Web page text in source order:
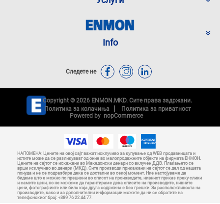
Info
Следете не
Copyright © 2026 ENMON.MKD. Сите права задржани.
Политика за колачиња
Политика за приватност
Powered by nopCommerce
НАПОМЕНА: Цените на овој сајт важат исклучиво за купување од WEB продавницата и
истите може да се разликуваат од оние во малопродажните објекти на фирмата ЕНМОН.
Цените на сајтот се искажани во Македонски денари со вклучен ДДВ. Плаќањето се
врши исклучиво во денари (МКД). Сите производи прикажани на сајтот се дел од нашата
понуда и не се подразбира дека се достапни во секој момент. Ние настојуваме да
бидеме што е можно по прецизни во описот на производите, нивниот приказ преку слики
и самите цени, но не можеме да гарантираме дека описите на производите, нивните
цени, фотографиите или било која друга содржина е без грешки. За расположливоста на
производите, како и за дополнителни информации можете да ни се обратите на
телефонскиот број: +389 76 22 44 77.